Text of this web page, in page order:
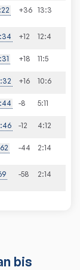
:22 +36 13:3
:34 +12 12:4
:31 +18 11:5
:32 +16 10:6
:44 -8 5:11
:46 -12 4:12
62 -44 2:14
-58 2:14
bis